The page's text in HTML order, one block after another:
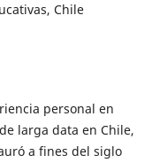
Chile
personal en
larga data en Chile,
a fines del siglo